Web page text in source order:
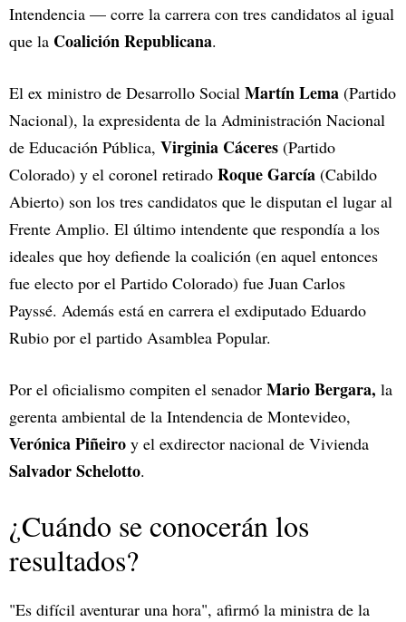
Intendencia — corre la carrera con tres candidatos al igual
que la Coalición Republicana.
El ex ministro de Desarrollo Social Martín Lema (Partido
Nacional), la expresidenta de la Administración Nacional
de Educación Pública, Virginia Cáceres (Partido
Colorado) y el coronel retirado Roque García (Cabildo
Abierto) son los tres candidatos que le disputan el lugar al
Frente Amplio. El último intendente que respondía a los
ideales que hoy defiende la coalición (en aquel entonces
fue electo por el Partido Colorado) fue Juan Carlos
Payssé. Además está en carrera el exdiputado Eduardo
Rubio por el partido Asamblea Popular.
Por el oficialismo compiten el senador Mario Bergara, la
gerenta ambiental de la Intendencia de Montevideo,
Verónica Piñeiro y el exdirector nacional de Vivienda
Salvador Schelotto.
¿Cuándo se conocerán los
resultados?
"Es difícil aventurar una hora", afirmó la ministra de la